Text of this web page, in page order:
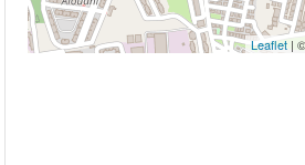
Leaflet| ©